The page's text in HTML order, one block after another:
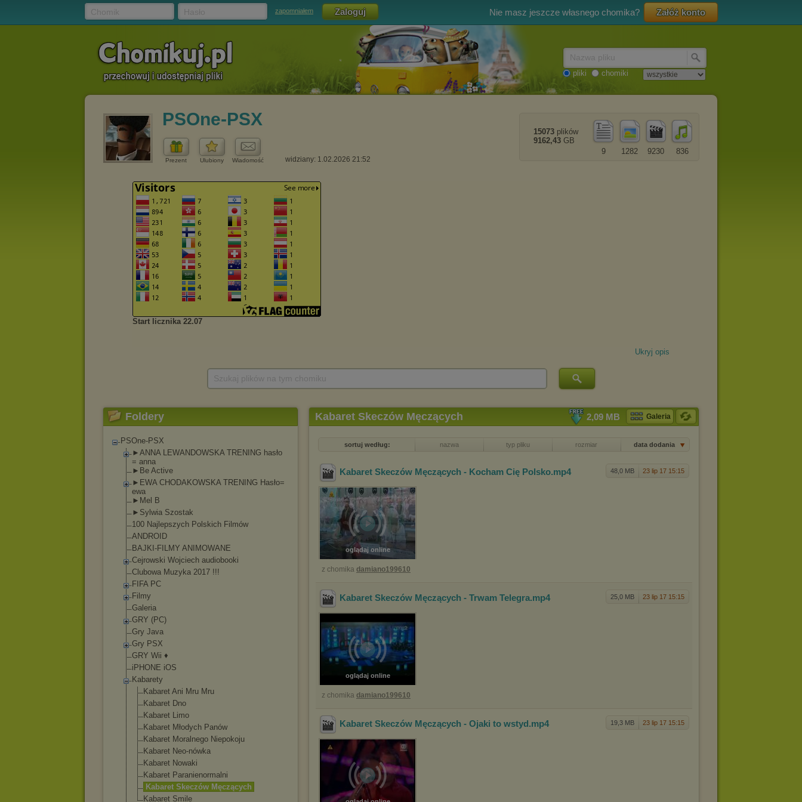
zapomniałem Nie masz jeszcze własnego chomika? Załóż konto
pliki chomiki
PSOne-PSX
Prezent Ulubiony Wiadomość widziany: 1.02.2026 21:52
836
9230
1282
9
15073 plików
9162,43 GB
Ukryj opis
Foldery
PSOne-PSX
►ANNA LEWANDOWSKA TRENING hasło
= anna
►Be Active
►EWA CHODAKOWSKA TRENING Hasło=
ewa
►Mel B
►Sylwia Szostak
100 Najlepszych Polskich Filmów
ANDROID
BAJKI-FILMY ANIMOWANE
Cejrowski Wojciech audiobooki
Clubowa Muzyka 2017 !!!
FIFA PC
Filmy
Galeria
GRY (PC)
Gry Java
Gry PSX
GRY Wii ♦
iPHONE iOS
Kabarety
Kabaret Ani Mru Mru
Kabaret Dno
Kabaret Limo
Kabaret Młodych Panów
Kabaret Moralnego Niepokoju
Kabaret Neo-nówka
Kabaret Nowaki
Kabaret Paranienormalni
Kabaret Skeczów Męczących
Kabaret Smile
Kabaret Skeczów Męczących 2,09 MB Galeria
sortuj według: nazwa typ pliku rozmiar data dodania
48,0 MB 23 lip 17 15:15
Kabaret Skeczów Męczących - Kocham Cię Polsko.mp4
oglądaj online
z chomika damiano199610
25,0 MB 23 lip 17 15:15
Kabaret Skeczów Męczących - Trwam Telegra.mp4
oglądaj online
z chomika damiano199610
19,3 MB 23 lip 17 15:15
Kabaret Skeczów Męczących - Ojaki to wstyd .mp4